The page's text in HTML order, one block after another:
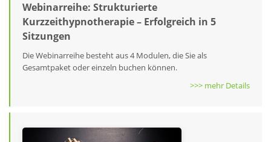
Webinarreihe: Strukturierte
Kurzzeithypnotherapie – Erfolgreich in 5
Sitzungen
Die Webinarreihe besteht aus 4 Modulen, die Sie als
Gesamtpaket oder einzeln buchen können.
>>> mehr Details